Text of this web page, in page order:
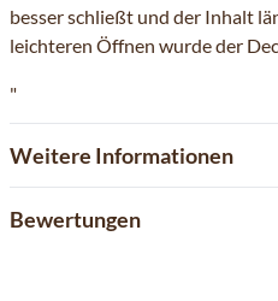
besser schließt und der Inhalt
leichteren Öffnen wurde der
"
Weitere Informationen
Bewertungen